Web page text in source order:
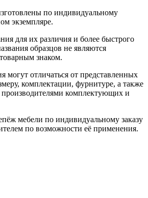
по индивидуальному
экземпляре.
для их различия и более быстрого
образцов не являются
знаком.
могут отличаться от представленных
комплектации, фурнитуре, а также
комплектующих и
мебели по индивидуальному заказу
по возможности её применения.